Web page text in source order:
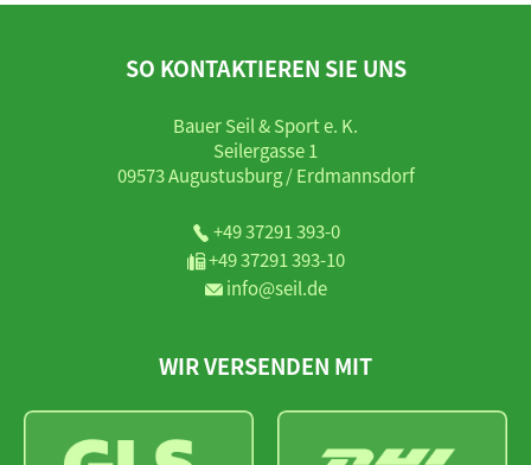
SO KONTAKTIEREN SIE UNS
Bauer Seil & Sport e. K.
Seilergasse 1
09573 Augustusburg / Erdmannsdorf
+49 37291 393-0
+49 37291 393-10
info@seil.de
WIR VERSENDEN MIT